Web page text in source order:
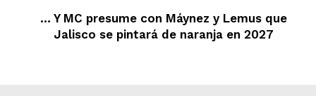
… Y MC presume con Máynez y Lemus que
Jalisco se pintará de naranja en 2027